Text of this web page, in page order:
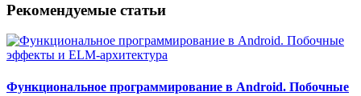
Рекомендуемые статьи
Функциональное программирование в Android. Побочные